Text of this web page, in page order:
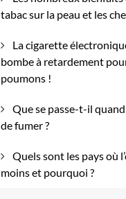
tabac sur la peau et les
La cigarette
bombe à retardement
poumons !
Que se passe-t-il
de fumer ?
Quels sont les pays où
moins et pourquoi ?